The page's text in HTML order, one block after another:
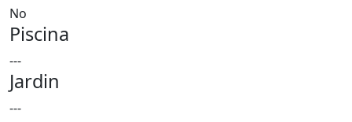
No
Piscina
---
Jardin
---